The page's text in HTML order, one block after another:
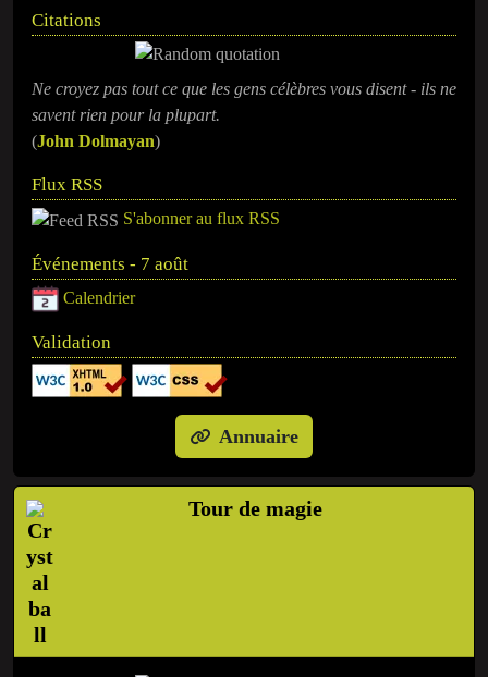
Citations
Ne croyez pas tout ce que les gens célèbres vous disent - ils ne
savent rien pour la plupart.
(John Dolmayan)
Flux RSS
S'abonner au flux RSS
Événements - 7 août
Calendrier
Validation
Annuaire
Tour de magie